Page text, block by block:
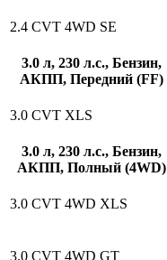
2.4 CVT 4WD SE
3.0 л, 230 л.с., Бензин,
АКПП, Передний (FF)
3.0 CVT XLS
3.0 л, 230 л.с., Бензин,
АКПП, Полный (4WD)
3.0 CVT 4WD XLS
3.0 CVT 4WD GT